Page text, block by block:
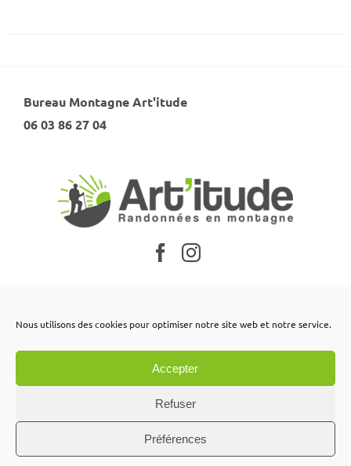
Nous utilisons des cookies pour optimiser notre site web et notre service.
Accepter
Refuser
Préférences
Bureau Montagne Art'itude
06 03 86 27 04
Nos partenaires
Conditions générales de vente